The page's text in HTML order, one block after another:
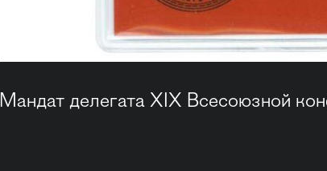
Мандат делегата ХIХ Всесоюзной